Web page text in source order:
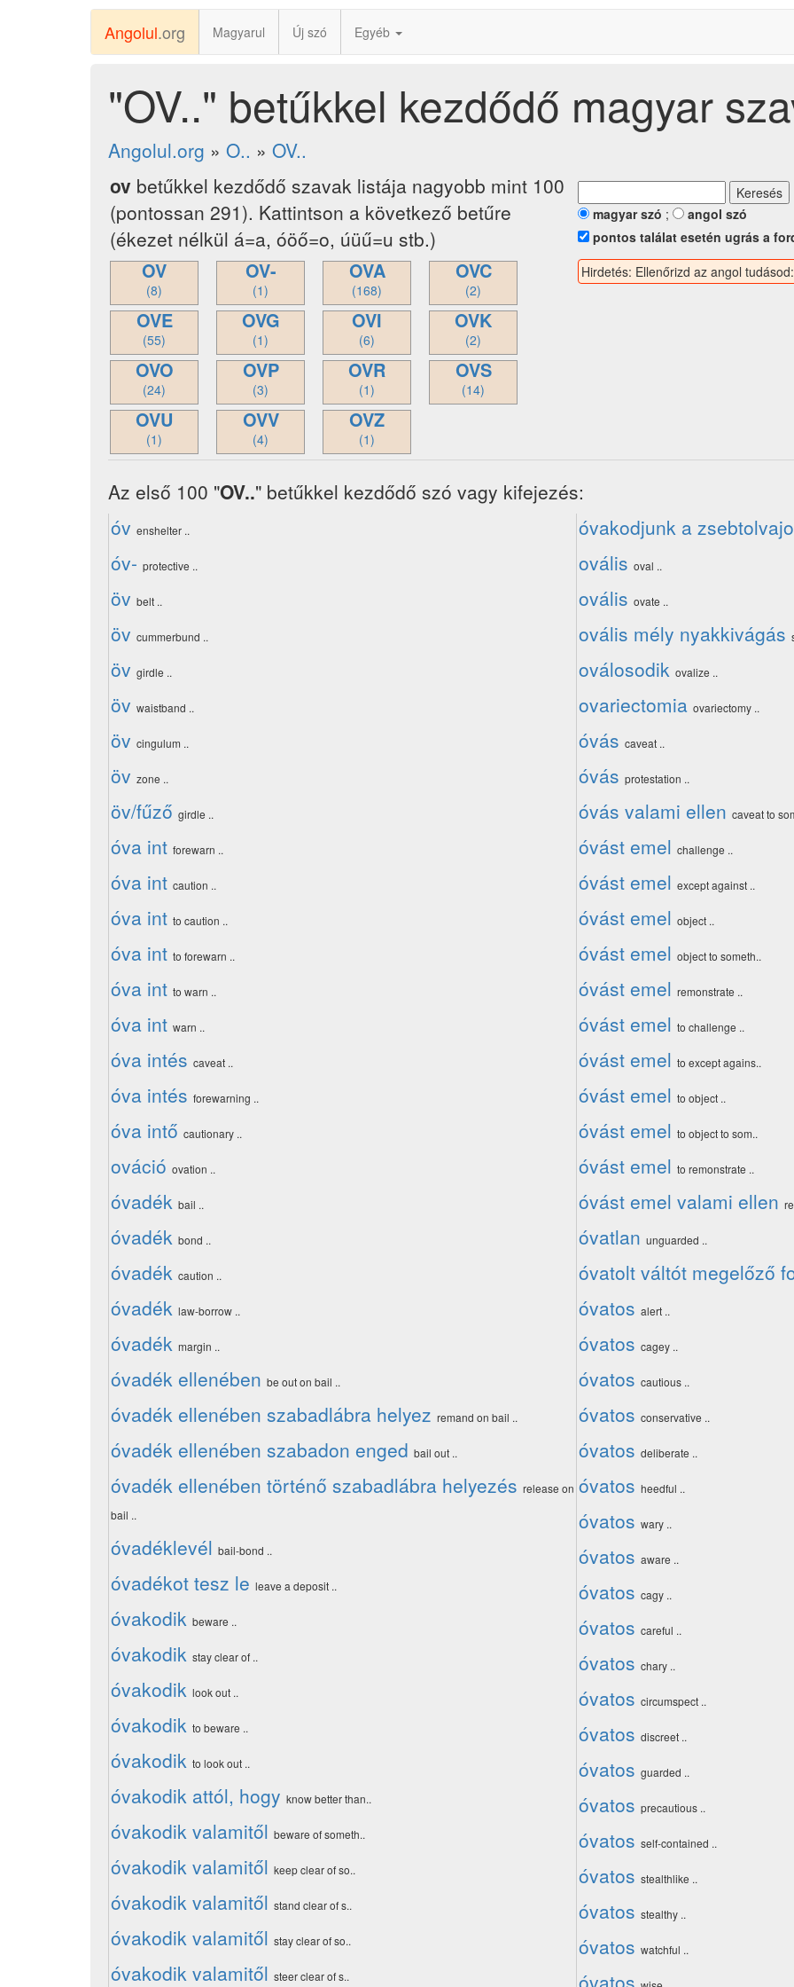
Angolul.org Magyarul Új szó Egyéb
"OV.." betűkkel kezdődő magyar
Angolul.org » O.. » OV..
ov betűkkel kezdődő szavak listája nagyobb mint 100
(pontossan 291). Kattintson a következő betűre
(ékezet nélkül á=a, óöő=o, úüű=u stb.)
OV
(8)
OV-
(1)
OVA
(168)
OVC
(2)
OVE
(55)
OVG
(1)
OVI
(6)
OVK
(2)
OVO
(24)
OVP
(3)
OVR
(1)
OVS
(14)
OVU
(1)
OVV
(4)
OVZ
(1)
magyar szó ;
angol szó
pontos találat esetén ugrás a
Hirdetés: Ellenőrizd az angol tudásod:
Az első 100 "OV.." betűkkel kezdődő szó vagy kifejezés:
óv enshelter ..
óv- protective ..
öv belt ..
öv cummerbund ..
öv girdle ..
öv waistband ..
öv cingulum ..
öv zone ..
öv/fűző girdle ..
óva int forewarn ..
óva int caution ..
óva int to caution ..
óva int to forewarn ..
óva int to warn ..
óva int warn ..
óva intés caveat ..
óva intés forewarning ..
óva intő cautionary ..
ováció ovation ..
óvadék bail ..
óvadék bond ..
óvadék caution ..
óvadék law-borrow ..
óvadék margin ..
óvadék ellenében be out on bail ..
óvadék ellenében szabadlábra helyez remand on bail ..
óvadék ellenében szabadon enged bail out ..
óvadék ellenében történő szabadlábra helyezés release on
bail ..
óvadéklevél bail-bond ..
óvadékot tesz le leave a deposit ..
óvakodik beware ..
óvakodik stay clear of ..
óvakodik look out ..
óvakodik to beware ..
óvakodik to look out ..
óvakodik attól, hogy know better than..
óvakodik valamitől beware of someth..
óvakodik valamitől keep clear of so..
óvakodik valamitől stand clear of s..
óvakodik valamitől stay clear of so..
óvakodik valamitől steer clear of s..
óvakodjunk a
ovális oval ..
ovális ovate ..
ovális mély nyakkivágás
oválosodik ovalize ..
ovariectomia ovariectomy ..
óvás caveat ..
óvás protestation ..
óvás valami ellen caveat to
óvást emel challenge ..
óvást emel except against ..
óvást emel object ..
óvást emel object to someth..
óvást emel remonstrate ..
óvást emel to challenge ..
óvást emel to except agains..
óvást emel to object ..
óvást emel to object to som..
óvást emel to remonstrate ..
óvást emel valami ellen
óvatlan unguarded ..
óvatolt váltót megelőző
óvatos alert ..
óvatos cagey ..
óvatos cautious ..
óvatos conservative ..
óvatos deliberate ..
óvatos heedful ..
óvatos wary ..
óvatos aware ..
óvatos cagy ..
óvatos careful ..
óvatos chary ..
óvatos circumspect ..
óvatos discreet ..
óvatos guarded ..
óvatos precautious ..
óvatos self-contained ..
óvatos stealthlike ..
óvatos stealthy ..
óvatos watchful ..
óvatos